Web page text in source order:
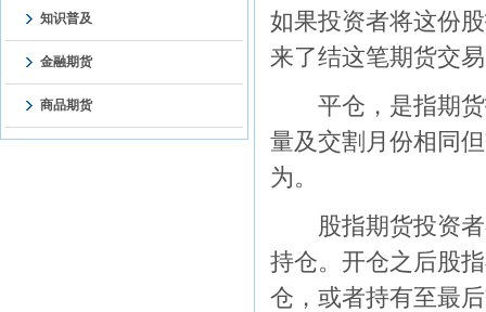
知识普及
金融期货
商品期货
如果投资者将这份
来了结这笔期货交
平仓，是指期货
量及交割月份相同
为。
股指期货投资者
持仓。开仓之后股
仓，或者持有至最